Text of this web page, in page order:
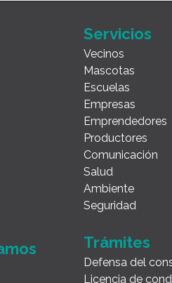
Servicios
Vecinos
Mascotas
Escuelas
Empresas
Emprendedores
Productores
Comunicación
Salud
Ambiente
Seguridad
Trámites
Defensa del
Licencia de